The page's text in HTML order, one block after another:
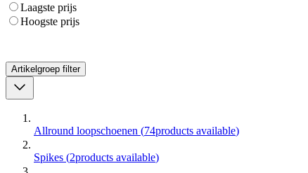
Laagste prijs
Hoogste prijs
Artikelgroep filter
Allround loopschoenen (74products available)
Spikes (2products available)